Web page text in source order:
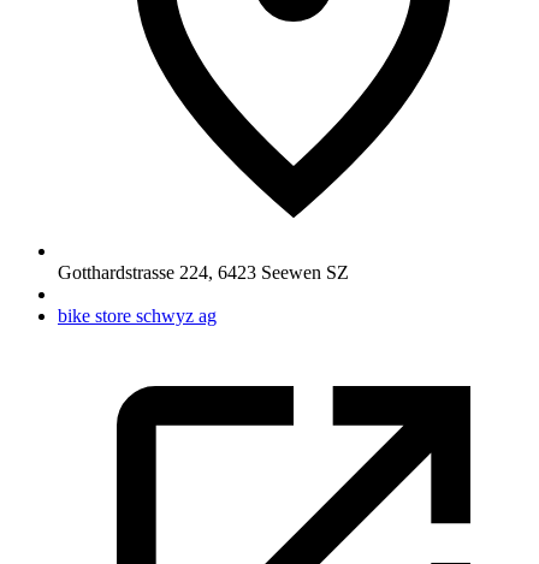
Gotthardstrasse 224, 6423 Seewen SZ
bike store schwyz ag